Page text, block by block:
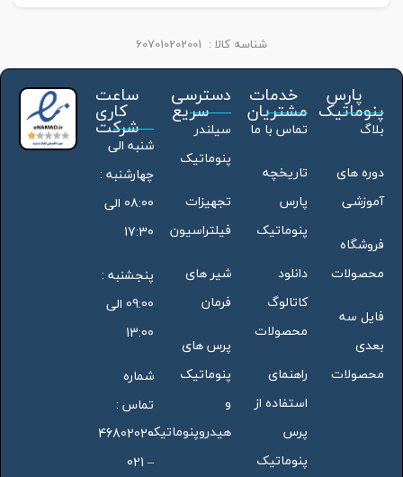
شناسه کالا : 607010202001
پارس
پنوماتیک
بلاگ
دوره های
آموزشی
فروشگاه
محصولات
فایل سه
بعدی
محصولات
خدمات
مشتریان
تماس با ما
تاریخچه
پارس
پنوماتیک
دانلود
کاتالوگ
محصولات
راهنمای
استفاده از
پرس
پنوماتیک
دسترسی
سریع
سیلندر
پنوماتیک
تجهیزات
فیلتراسیون
شیر های
فرمان
پرس های
پنوماتیک
و
هیدروپنوماتیک
ساعت
کاری
شرکت
شنبه الی
چهارشنبه :
08:00 الی
17:30
پنجشنبه :
09:00 الی
13:00
شماره
تماس :
46802020
– 021